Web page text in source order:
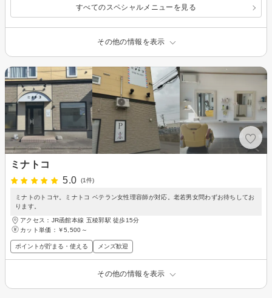
すべてのスペシャルメニューを見る
その他の情報を表示
ミナトコ
5.0
(1件)
ミナトのトコヤ。ミナトコ ベテラン女性理容師が対応。老若男女問わずお待ちしてお
ります。
アクセス：JR函館本線 五稜郭駅 徒歩15分
カット単価： ￥5,500～
ポイントが貯まる・使える メンズ歓迎
その他の情報を表示